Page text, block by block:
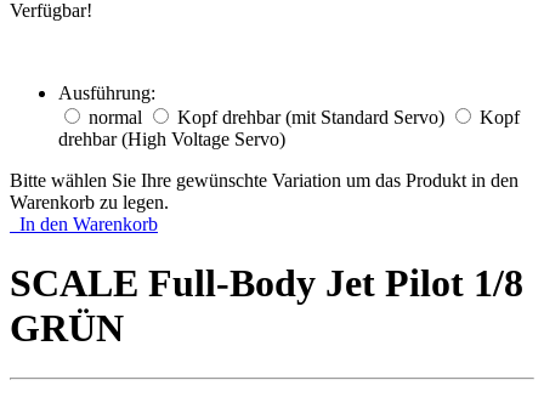
Verfügbar!
Ausführung:
normal
Kopf drehbar (mit Standard Servo)
Kopf
drehbar (High Voltage Servo)
Bitte wählen Sie Ihre gewünschte Variation um das Produkt in den
Warenkorb zu legen.
In den Warenkorb
SCALE Full-Body Jet Pilot 1/8
GRÜN